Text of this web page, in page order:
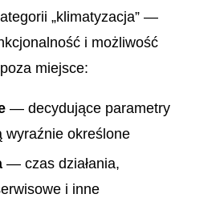
„klimatyzacja” —
i możliwość
miejsce:
— decydujące parametry
wyraźnie określone
— czas działania,
i inne